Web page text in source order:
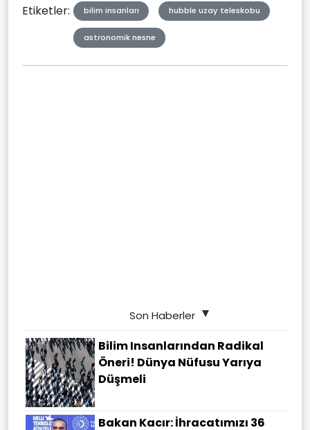
Etiketler: bilim insanları hubble uzay teleskobu
astronomik nesne
Son Haberler
Bilim Insanlarından Radikal
Öneri! Dünya Nüfusu Yarıya
Düşmeli
Bakan Kacır: İhracatımızı 36